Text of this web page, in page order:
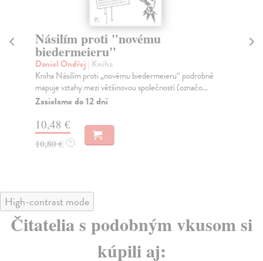
Násilím proti "novému
biedermeieru"
Daniel Ondřej | Kniha
Kniha Násilím proti „novému biedermeieru“ podrobně
mapuje vztahy mezi většinovou společností (označo...
Zasielame do 12 dní
10,48 €
10,80 € ?
High-contrast mode
Čitatelia s podobným vkusom si
kúpili aj: